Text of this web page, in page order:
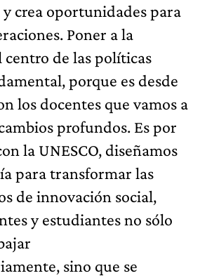
crea oportunidades para
Poner a la
centro de las políticas
porque es desde
los docentes que vamos a
profundos. Es por
la UNESCO, diseñamos
para transformar las
de innovación social,
y estudiantes no sólo
sino que se